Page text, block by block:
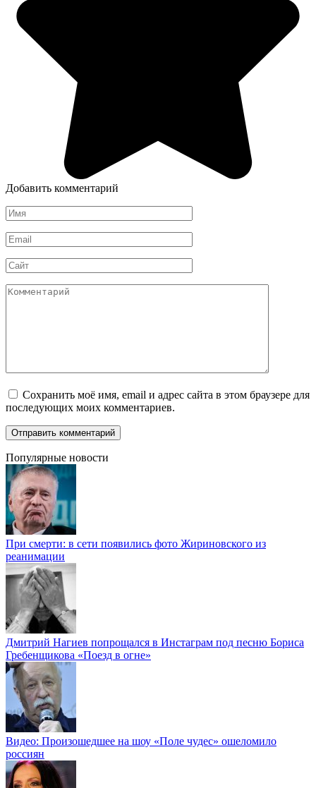
Добавить комментарий
Имя
*
Email
*
Сайт
Комментарий
Сохранить моё имя, email и адрес сайта в этом браузере для
последующих моих комментариев.
Популярные новости
При смерти: в сети появились фото Жириновского из
реанимации
Дмитрий Нагиев попрощался в Инстаграм под песню Бориса
Гребенщикова «Поезд в огне»
Видео: Произошедшее на шоу «Поле чудес» ошеломило
россиян